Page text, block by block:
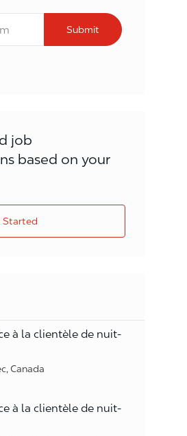
Submit
job
based on your
Started
à la clientèle de nuit-
Canada
à la clientèle de nuit-